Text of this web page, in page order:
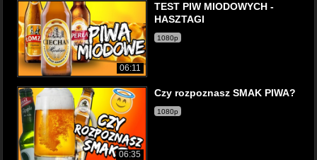
06:11
TEST PIW MIODOWYCH -
HASZTAGI
1080p
06:35
Czy rozpoznasz SMAK PIWA?
1080p